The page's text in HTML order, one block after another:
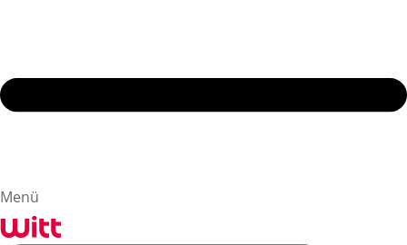
Menü